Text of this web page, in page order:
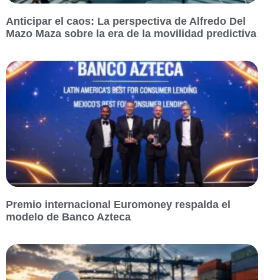
Anticipar el caos: La perspectiva de Alfredo Del
Mazo Maza sobre la era de la movilidad predictiva
Premio internacional Euromoney respalda el
modelo de Banco Azteca